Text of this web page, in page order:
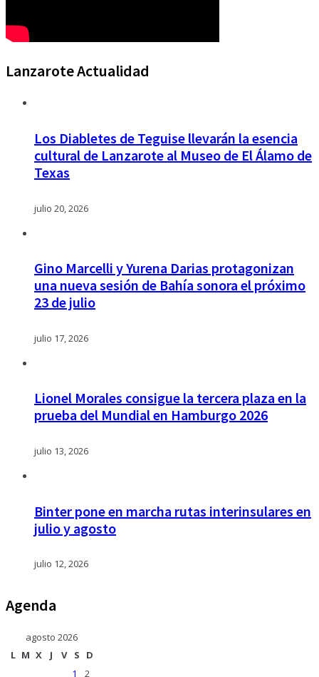
Lanzarote Actualidad
Los Diabletes de Teguise llevarán la esencia
cultural de Lanzarote al Museo de El Álamo de
Texas
julio 20, 2026
Gino Marcelli y Yurena Darias protagonizan
una nueva sesión de Bahía sonora el próximo
23 de julio
julio 17, 2026
Lionel Morales consigue la tercera plaza en la
prueba del Mundial en Hamburgo 2026
julio 13, 2026
Binter pone en marcha rutas interinsulares en
julio y agosto
julio 12, 2026
Agenda
agosto 2026
L M X J V S
D
1
2